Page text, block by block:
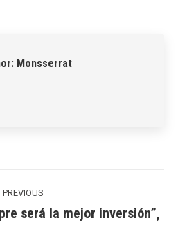
Monsserrat
PREVIOUS
será la mejor inversión”,